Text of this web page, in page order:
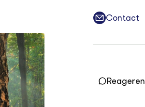
Vakbladen
LEREN
Wiki Groen Kennisnet
GROEN KENNISNET
Contact
Reageren